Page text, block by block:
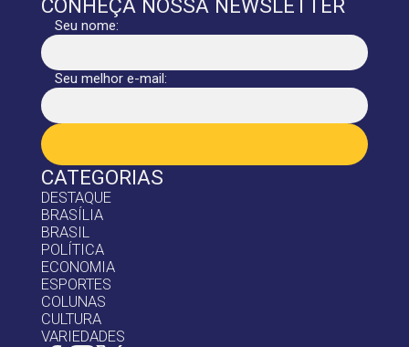
CATEGORIAS
DESTAQUE
BRASÍLIA
BRASIL
POLÍTICA
ECONOMIA
ESPORTES
COLUNAS
CULTURA
VARIEDADES
CONHEÇA NOSSA NEWSLETTER
Seu nome:
Seu melhor e-mail: